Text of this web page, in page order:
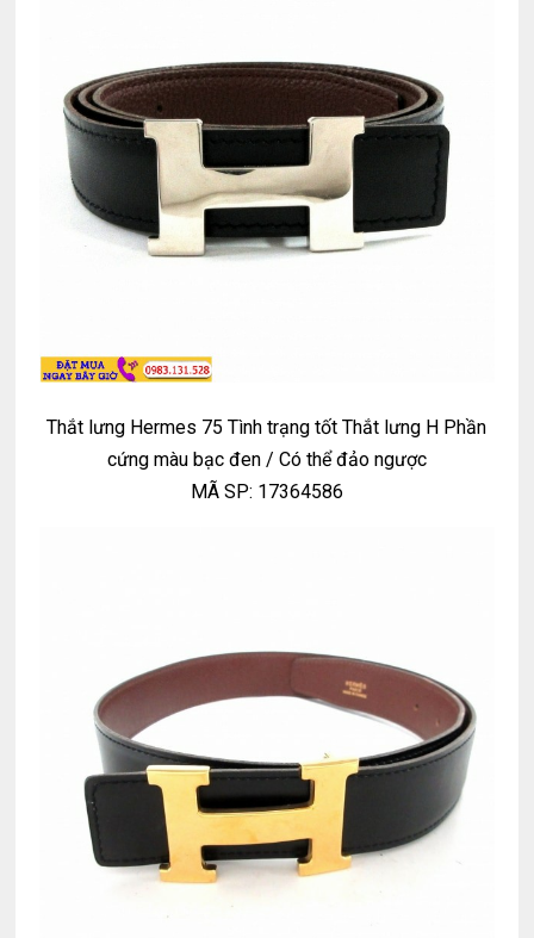
Thắt lưng Hermes 75 Tình trạng tốt Thắt lưng H Phần
cứng màu bạc đen / Có thể đảo ngược
MÃ SP: 17364586